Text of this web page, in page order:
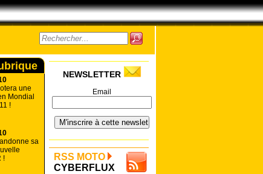
une
Mondial
!
sa
!
NEWSLETTER
Email
RSS MOTO
CYBERFLUX